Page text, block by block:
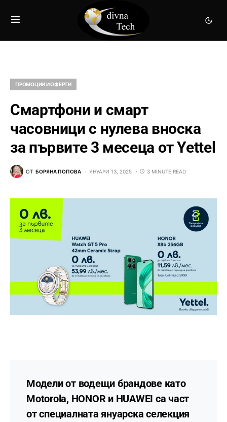
ПРОМОЦИИ И ОФЕРТИ
Смартфони и смарт
часовници с нулева вноска
за първите 3 месеца от Yettel
ОТ БОРЯНА ПОПОВА ЯНУАРИ 13, 2025 3 MINUTE READ
Модели от водещи брандове като
Motorola, HONOR и HUAWEI са част
от специалната януарска селекция